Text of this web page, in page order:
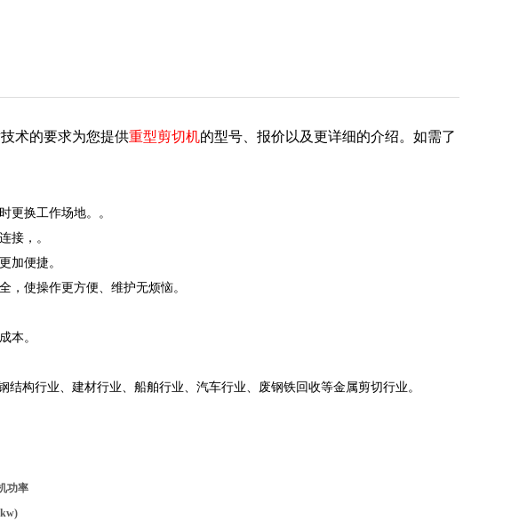
术的要求为您提供重型剪切机的型号、报价以及更详细的介绍。如需了
更换工作场地。。
接，。
加便捷。
，使操作更方便、维护无烦恼。
本。
结构行业、建材行业、船舶行业、汽车行业、废钢铁回收等金属剪切行业。
功率